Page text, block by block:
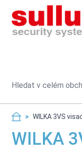
Skip to Content
Search
> WILKA 3VS
WILKA